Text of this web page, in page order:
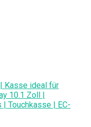
Kasse ideal für
10.1 Zoll |
Touchkasse | EC-